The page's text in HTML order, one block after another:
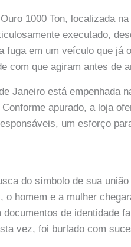
1000 Ton, localizada
executado,
fuga em um veículo que já
com que agiram antes de
Janeiro está empenhada
apurado, a loja
um esforço
do símbolo de sua
o homem e a mulher
de identidade
vez, foi burlado com